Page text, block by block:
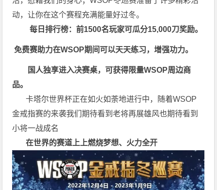
动，让你在这个赛程充满能量好过冬。
每日排行榜：前1500名玩家可瓜分15,000刀奖励。
免费赛助力在WSOP期间可以天天练习，增强功力。
国人独享进入决赛桌，可获得限量WSOP周边商
品。
卡塔尔世界杯正在如火如荼地进行中，随着WSOP
金戒指赛的来袭我们期待看到老将再展雄风也期待看到
小将一战成名
在世界的赛道上上燃烧梦想、火力全开